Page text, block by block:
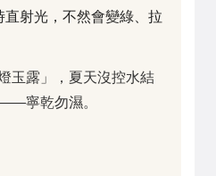
直射光，不然會變綠、拉
玉露」，夏天沒控水結
寧乾勿濕。